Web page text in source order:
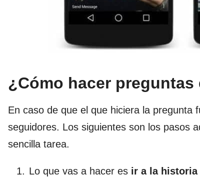
¿Cómo hacer
En caso de que el que hiciera la pregunta
seguidores. Los siguientes son los pasos
sencilla tarea.
Lo que vas a hacer es ir a la historia